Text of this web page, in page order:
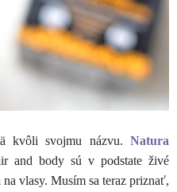
kvôli svojmu názvu. Natura
and body sú v podstate živé
vlasy. Musím sa teraz priznať,